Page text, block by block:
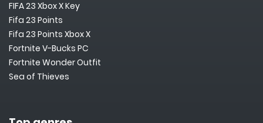
FIFA 23 Xbox X Key
Fifa 23 Points
Fifa 23 Points Xbox X
Fortnite V-Bucks PC
Fortnite Wonder Outfit
Sea of Thieves